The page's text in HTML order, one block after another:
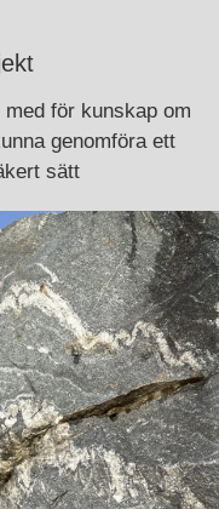
för kunskap om
genomföra ett
sätt